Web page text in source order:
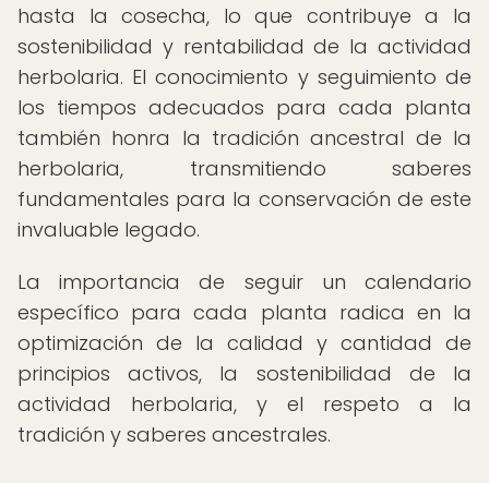
hasta la cosecha, lo que contribuye a la
sostenibilidad y rentabilidad de la actividad
herbolaria. El conocimiento y seguimiento de
los tiempos adecuados para cada planta
también honra la tradición ancestral de la
herbolaria, transmitiendo saberes
fundamentales para la conservación de este
invaluable legado.
La importancia de seguir un calendario
específico para cada planta radica en la
optimización de la calidad y cantidad de
principios activos, la sostenibilidad de la
actividad herbolaria, y el respeto a la
tradición y saberes ancestrales.